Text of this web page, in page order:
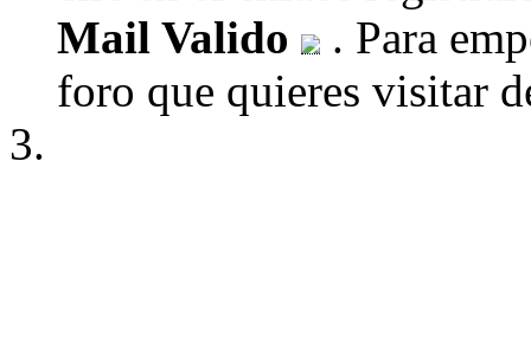
Mail Valido
. Para
foro que quieres visitar